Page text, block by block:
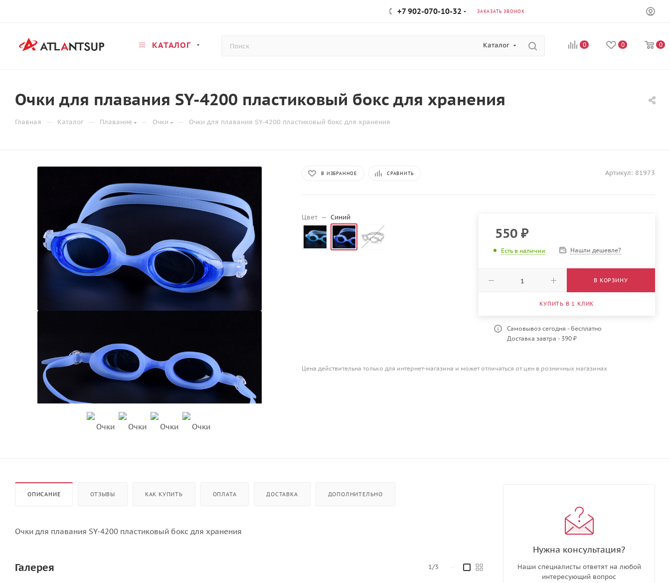
+7 902-070-10-32 ЗАКАЗАТЬ ЗВОНОК
КАТАЛОГ Каталог 0 0 0
Очки для плавания SY-4200 пластиковый бокс для хранения
Главная — Каталог — Плавание — Очки — Очки для плавания SY-4200 пластиковый бокс для хранения
В ИЗБРАННОЕ СРАВНИТЬ Артикул: 81973
Цвет — Синий
550₽
Есть в наличии Нашли дешевле?
В КОРЗИНУ
КУПИТЬ В 1 КЛИК
Самовывоз сегодня - бесплатно
Доставка завтра - 390 ₽
Цена действительна только для интернет-магазина и может отличаться от цен в розничных магазинах
ОПИСАНИЕ ОТЗЫВЫ КАК КУПИТЬ ОПЛАТА ДОСТАВКА ДОПОЛНИТЕЛЬНО
Очки для плавания SY-4200 пластиковый бокс для хранения
Галерея 1/3
Нужна консультация?
Наши специалисты ответят на любой
интересующий вопрос